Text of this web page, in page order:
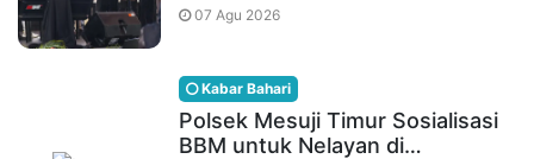
07 Agu 2026
Kabar Bahari
Polsek Mesuji Timur Sosialisasi
BBM untuk Nelayan di…